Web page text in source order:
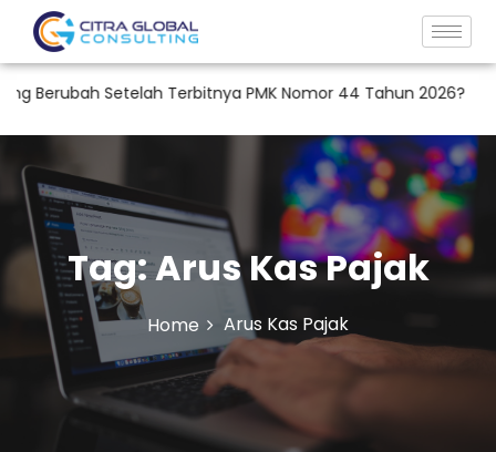
Setelah Terbitnya PMK Nomor 44 Tahun 2026?
Tag:Arus Kas Pajak
Home Arus Kas Pajak